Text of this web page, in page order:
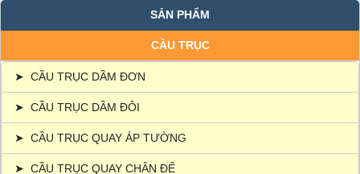
SẢN PHẨM
CẦU TRỤC
➤ CẦU TRỤC DẦM ĐƠN
➤ CẦU TRỤC DẦM ĐÔI
➤ CẦU TRỤC QUAY ÁP TƯỜNG
➤ CẦU TRỤC QUAY CHÂN ĐẾ